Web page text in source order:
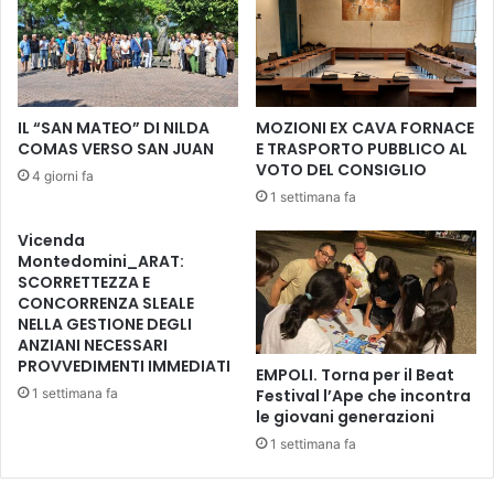
r
y
a
c
o
n
u
n
e
r
i
m
o
n
i
l
r
i
e
n
a
m
e
o
p
r
o
m
o
s
a
IL “SAN MATEO” DI NILDA
COMAS VERSO SAN JUAN
4 giorni fa
MOZIONI EX CAVA FORNACE
E TRASPORTO PUBBLICO AL
VOTO DEL CONSIGLIO
1 settimana fa
Vicenda
Montedomini_ARAT:
SCORRETTEZZA E
CONCORRENZA SLEALE
NELLA GESTIONE DEGLI
ANZIANI NECESSARI
PROVVEDIMENTI IMMEDIATI
1 settimana fa
EMPOLI. Torna per il Beat
Festival l’Ape che incontra
le giovani generazioni
1 settimana fa